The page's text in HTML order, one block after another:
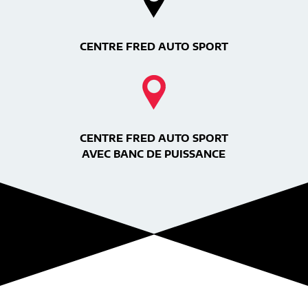
CENTRE FRED AUTO SPORT
CENTRE FRED AUTO SPORT
AVEC BANC DE PUISSANCE